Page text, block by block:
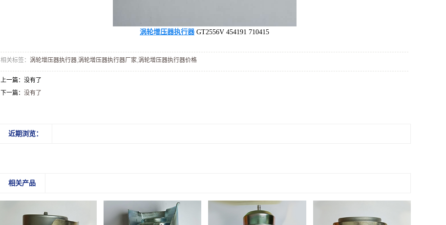
涡轮增压器执行器GT2556V 454191 710415
相关标签： 涡轮增压器执行器,涡轮增压器执行器厂家,涡轮增压器执行器价格
上一篇：没有了
下一篇： 没有了
近期浏览：
相关产品